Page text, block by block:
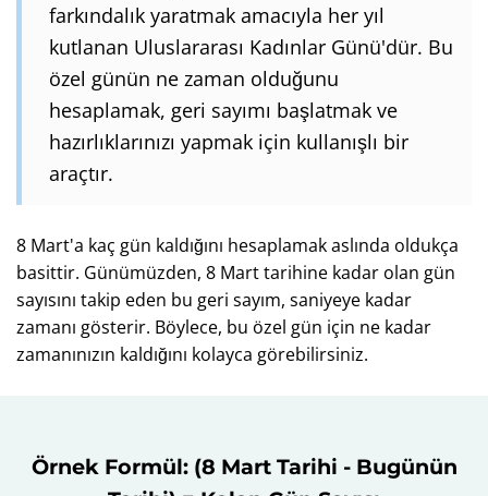
farkındalık yaratmak amacıyla her yıl
kutlanan Uluslararası Kadınlar Günü'dür. Bu
özel günün ne zaman olduğunu
hesaplamak, geri sayımı başlatmak ve
hazırlıklarınızı yapmak için kullanışlı bir
araçtır.
8 Mart'a kaç gün kaldığını hesaplamak aslında oldukça
basittir. Günümüzden, 8 Mart tarihine kadar olan gün
sayısını takip eden bu geri sayım, saniyeye kadar
zamanı gösterir. Böylece, bu özel gün için ne kadar
zamanınızın kaldığını kolayca görebilirsiniz.
Örnek Formül: (8 Mart Tarihi - Bugünün